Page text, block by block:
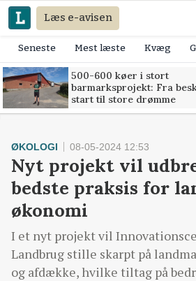
Læs e-avisen
Seneste Mest læste Kvæg
500-600 køer i stort
barmarksprojekt: Fra
start til store drømme
ØKOLOGI 08-05-2024 12:53
Nyt projekt vil
bedste praksis for
økonomi
I et nyt projekt vil
Landbrug stille skarpt på
og afdække, hvilke tiltag på